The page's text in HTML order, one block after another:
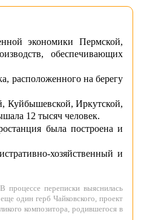
экономики Пермской,
обеспечивающих
расположенного на берегу
Куйбышевской, Иркутской,
12 тысяч человек.
была построена и
хозяйственный и
переписки выяснилась
один герб Чайковского, проект
композитора, родившегося в